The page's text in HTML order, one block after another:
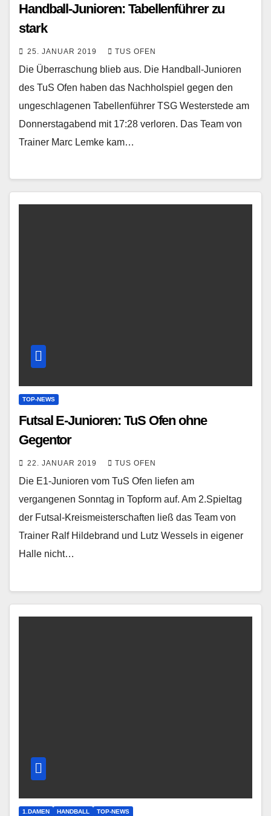
Handball-Junioren: Tabellenführer zu
stark
25. JANUAR 2019 TUS OFEN
Die Überraschung blieb aus. Die Handball-Junioren
des TuS Ofen haben das Nachholspiel gegen den
ungeschlagenen Tabellenführer TSG Westerstede am
Donnerstagabend mit 17:28 verloren. Das Team von
Trainer Marc Lemke kam…
TOP-NEWS
Futsal E-Junioren: TuS Ofen ohne
Gegentor
22. JANUAR 2019 TUS OFEN
Die E1-Junioren vom TuS Ofen liefen am
vergangenen Sonntag in Topform auf. Am 2.Spieltag
der Futsal-Kreismeisterschaften ließ das Team von
Trainer Ralf Hildebrand und Lutz Wessels in eigener
Halle nicht…
1.DAMEN HANDBALL TOP-NEWS